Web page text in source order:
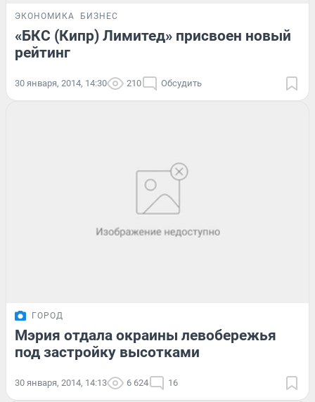
ЭКОНОМИКА БИЗНЕС
«БКС (Кипр) Лимитед» присвоен новый
рейтинг
30 января, 2014, 14:30 210 Обсудить
ГОРОД
Мэрия отдала окраины левобережья
под застройку высотками
30 января, 2014, 14:13 6 624 16